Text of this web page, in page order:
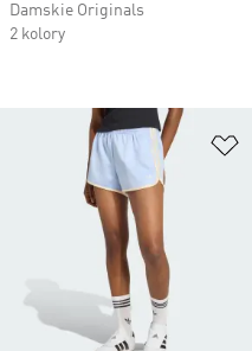
Damskie Originals
2 kolory